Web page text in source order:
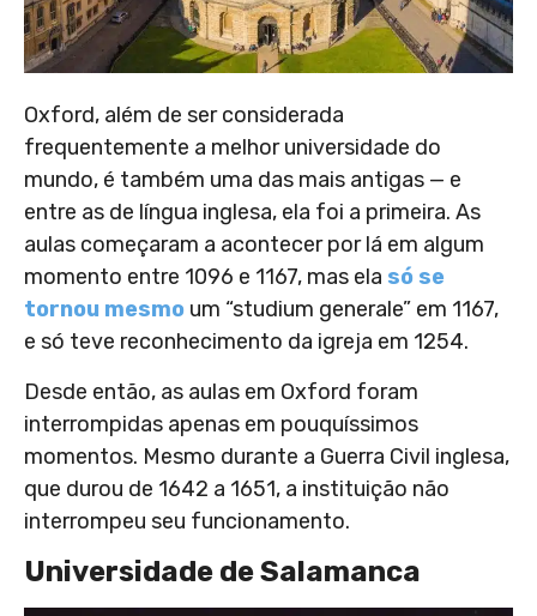
Oxford, além de ser considerada
frequentemente a melhor universidade do
mundo, é também uma das mais antigas — e
entre as de língua inglesa, ela foi a primeira. As
aulas começaram a acontecer por lá em algum
momento entre 1096 e 1167, mas ela só se
tornou mesmo um “studium generale” em 1167,
e só teve reconhecimento da igreja em 1254.
Desde então, as aulas em Oxford foram
interrompidas apenas em pouquíssimos
momentos. Mesmo durante a Guerra Civil inglesa,
que durou de 1642 a 1651, a instituição não
interrompeu seu funcionamento.
Universidade de Salamanca